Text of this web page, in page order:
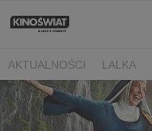
AKTUALNOŚCI LALKA
NIEBO NAD NORMANDIĄ
BEREK
DRZEWO MAGII